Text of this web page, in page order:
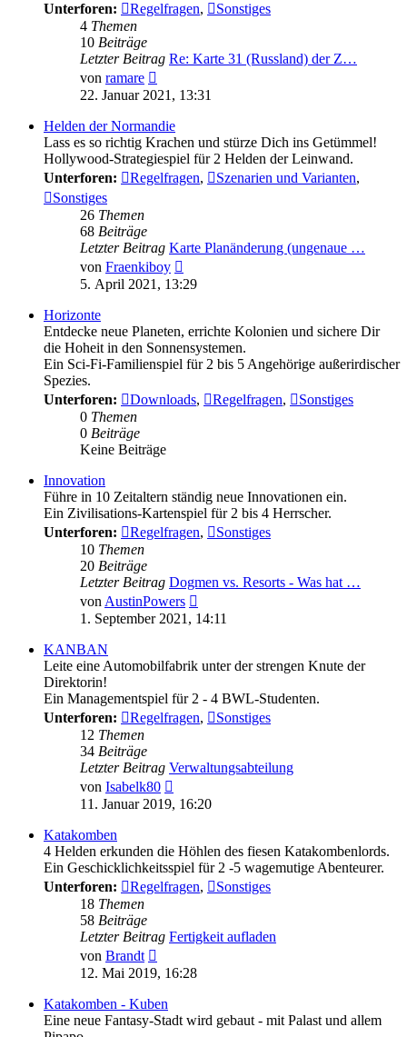
Unterforen:
Regelfragen,
Sonstiges
4 Themen
10 Beiträge
Letzter Beitrag Re: Karte 31 (Russland) der Z…
von ramare
Beitrag
22. Januar 2021, 13:31
Helden der Normandie
Lass es so richtig Krachen und stürze Dich ins Getümmel!
Hollywood-Strategiespiel für 2 Helden der Leinwand.
Unterforen:
Regelfragen, Szenarien und Varianten,
Sonstiges
26 Themen
68 Beiträge
Letzter Beitrag Karte Planänderung (ungenaue …
von Fraenkiboy
Beitrag
5. April 2021, 13:29
Horizonte
Entdecke neue Planeten, errichte Kolonien und sichere Dir
die Hoheit in den Sonnensystemen.
Ein Sci-Fi-Familienspiel für 2 bis 5 Angehörige außerirdischer
Spezies.
Unterforen:
Downloads, Regelfragen,
Sonstiges
0 Themen
0 Beiträge
Keine Beiträge
Innovation
Führe in 10 Zeitaltern ständig neue Innovationen ein.
Ein Zivilisations-Kartenspiel für 2 bis 4 Herrscher.
Unterforen:
Regelfragen,
Sonstiges
10 Themen
20 Beiträge
Letzter Beitrag Dogmen vs. Resorts - Was hat …
vonAustinPowers
Beitrag
1. September 2021, 14:11
KANBAN
Leite eine Automobilfabrik unter der strengen Knute der
Direktorin!
Ein Managementspiel für 2 - 4 BWL-Studenten.
Unterforen:
Regelfragen,
Sonstiges
12 Themen
34 Beiträge
Letzter Beitrag Verwaltungsabteilung
von Isabelk80
Beitrag
11. Januar 2019, 16:20
Katakomben
4 Helden erkunden die Höhlen des fiesen Katakombenlords.
Ein Geschicklichkeitsspiel für 2 -5 wagemutige Abenteurer.
Unterforen:
Regelfragen,
Sonstiges
18 Themen
58 Beiträge
Letzter Beitrag Fertigkeit aufladen
von Brandt
Beitrag
12. Mai 2019, 16:28
Katakomben - Kuben
Eine neue Fantasy-Stadt wird gebaut - mit Palast und allem